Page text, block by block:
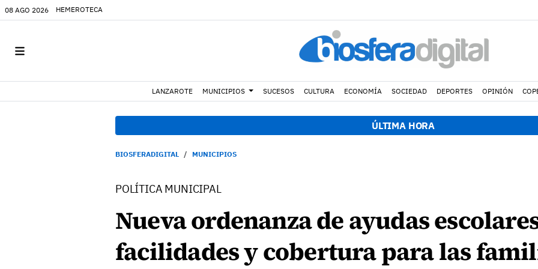
08 AGO 2026 HEMEROTECA
LANZAROTE MUNICIPIOS SUCESOS CULTURA ECONOMÍA SOCIEDAD DEPORTES OPINIÓN
ÚLTIMA HORA
BIOSFERADIGITAL MUNICIPIOS
POLÍTICA MUNICIPAL
Nueva ordenanza de ayudas
facilidades y cobertura para las